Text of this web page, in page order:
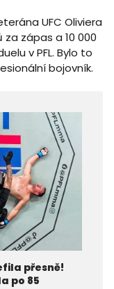
UFC Oliviera
za zápas a 10 000
v PFL. Bylo to
bojovník.
přesně!
po 85